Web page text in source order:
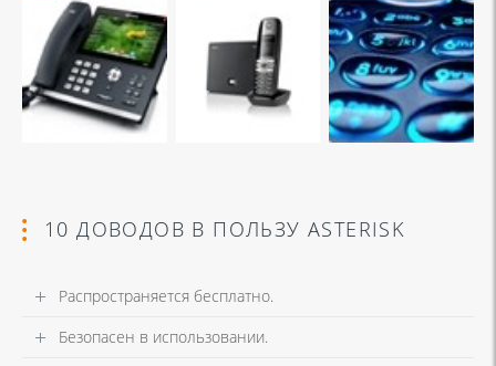
10 ДОВОДОВ В ПОЛЬЗУ ASTERISK
Распространяется бесплатно.
Безопасен в использовании.